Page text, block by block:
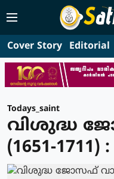
Cover Story Editorial
Todays_saint
വിശുദ്ധ
(1651-